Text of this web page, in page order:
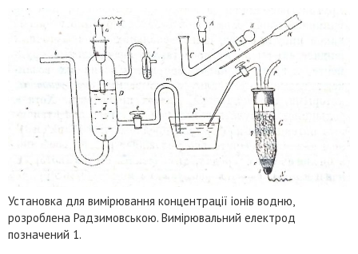
Установка для вимірювання концентрації іонів водню,
розроблена Радзимовською. Вимірювальний електрод
позначений 1.